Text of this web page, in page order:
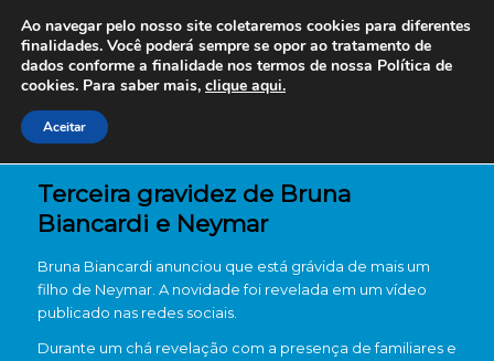
Terceira gravidez de Bruna
Biancardi e Neymar
Bruna Biancardi anunciou que está grávida de mais um
filho de Neymar. A novidade foi revelada em um vídeo
publicado nas redes sociais.
Durante um chá revelação com a presença de familiares e
Ao navegar pelo nosso site coletaremos cookies para diferentes
finalidades. Você poderá sempre se opor ao tratamento de
dados conforme a finalidade nos termos de nossa Política de
cookies. Para saber mais, clique aqui.
Aceitar